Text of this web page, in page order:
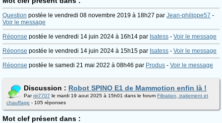
Question postée le vendredi 08 novembre 2019 à 18h27 par Jean-philippe57 -
Voir le message
Réponse postée le vendredi 14 juin 2024 à 16h14 par Isatess - Voir le message
Réponse postée le vendredi 14 juin 2024 à 15h15 par Isatess - Voir le message
Réponse postée le samedi 21 mai 2022 à 08h46 par Produs - Voir le message
Discussion : Robot SPINO E1 de Mammotion enfin là !
Parriri7707 le mardi 19 aout 2025 à 15h01 dans le forum Filtration, traitement et
chauffage - 105 réponses
Mot clef présent dans :